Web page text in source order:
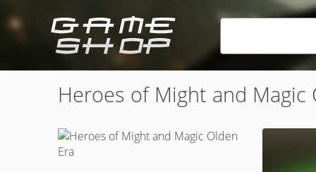
Heroes of Might and Magic